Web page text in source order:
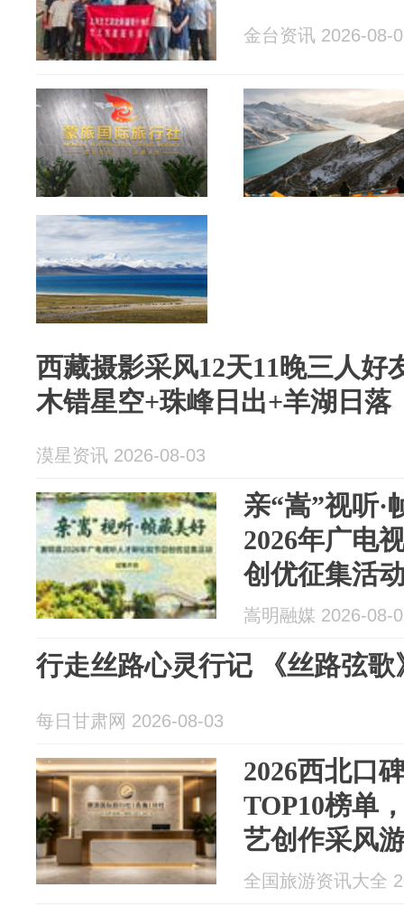
金台资讯 2026-08-
西藏摄影采风12天11晚三人好
木错星空+珠峰日出+羊湖日落
漠星资讯 2026-08-03
亲“嵩”视听·
2026年广电
创优征集活
嵩明融媒 2026-08-
行走丝路心灵行记 《丝路弦歌
每日甘肃网 2026-08-03
2026西北口
TOP10榜单
艺创作采风
全国旅游资讯大全